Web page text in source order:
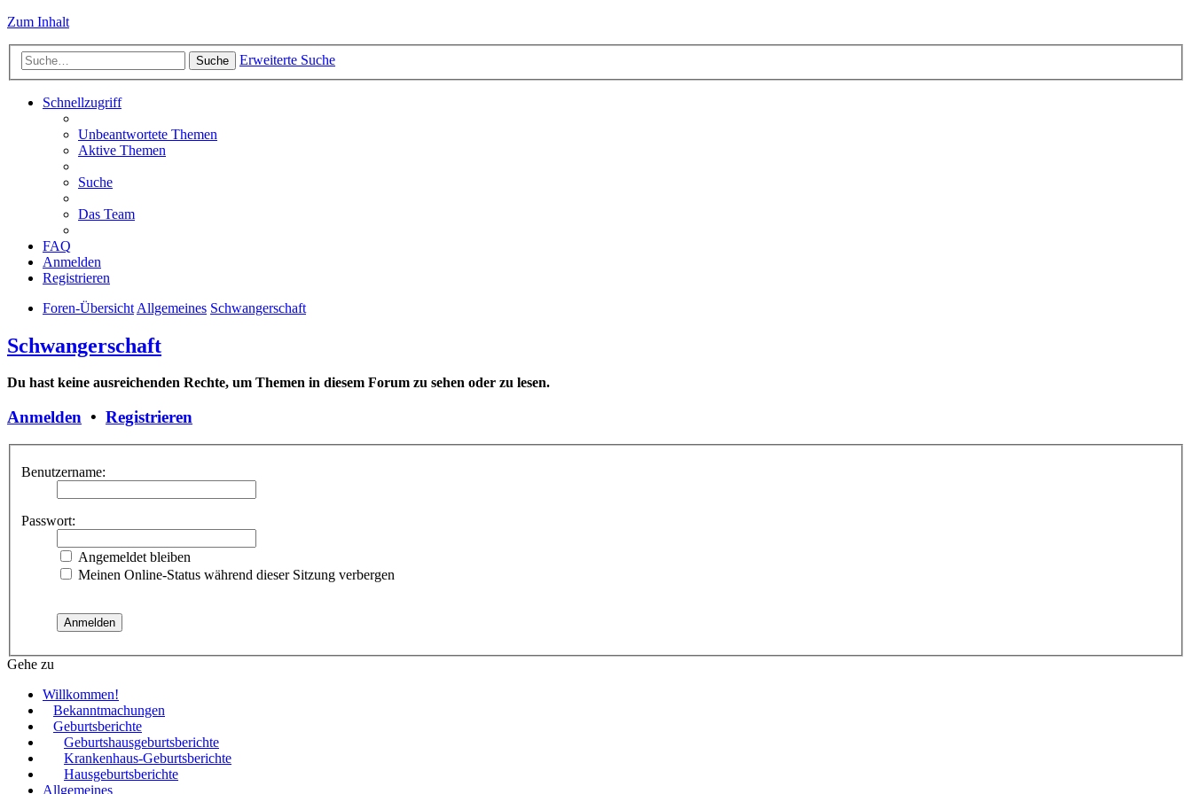
Zum Inhalt
Suche Erweiterte Suche
Schnellzugriff
Unbeantwortete Themen
Aktive Themen
Suche
Das Team
FAQ
Anmelden
Registrieren
Foren-Übersicht Allgemeines Schwangerschaft
Schwangerschaft
Du hast keine ausreichenden Rechte, um Themen in diesem Forum zu sehen oder zu lesen.
Anmelden • Registrieren
Benutzername:
Passwort:
Angemeldet bleiben
Meinen Online-Status während dieser Sitzung verbergen
Gehe zu
Willkommen!
Bekanntmachungen
Geburtsberichte
Geburtshausgeburtsberichte
Krankenhaus-Geburtsberichte
Hausgeburtsberichte
Allgemeines